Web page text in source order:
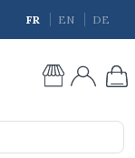
FR EN DE